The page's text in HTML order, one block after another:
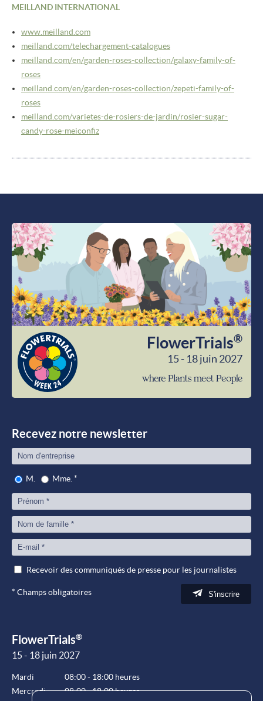
MEILLAND INTERNATIONAL
www.meilland.com
meilland.com/telechargement-catalogues
meilland.com/en/garden-roses-collection/galaxy-family-of-
roses
meilland.com/en/garden-roses-collection/zepeti-family-of-
roses
meilland.com/varietes-de-rosiers-de-jardin/rosier-sugar-
candy-rose-meiconfiz
FlowerTrials®
15 - 18 juin 2027
Recevez notre newsletter
M. Mme. *
Recevoir des communiqués de presse pour les journalistes
* Champs obligatoires S'inscrire
FlowerTrials®
15 - 18 juin 2027
Mardi
08:00 - 18:00 heures
Mercredi
08:00 - 18:00 heures